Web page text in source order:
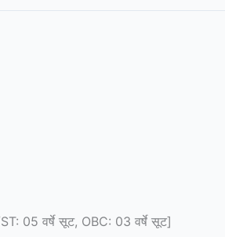
ST: 05 वर्षे सूट, OBC: 03 वर्षे सूट]